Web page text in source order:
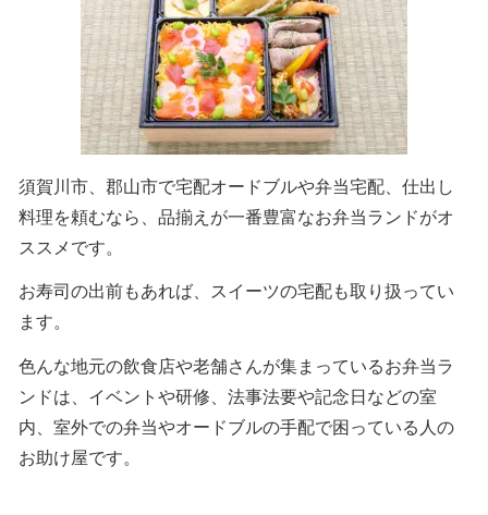
須賀川市、郡山市で宅配オードブルや弁当宅配、仕出し
料理を頼むなら、品揃えが一番豊富なお弁当ランドがオ
ススメです。
お寿司の出前もあれば、スイーツの宅配も取り扱ってい
ます。
色んな地元の飲食店や老舗さんが集まっているお弁当ラ
ンドは、イベントや研修、法事法要や記念日などの室
内、室外での弁当やオードブルの手配で困っている人の
お助け屋です。